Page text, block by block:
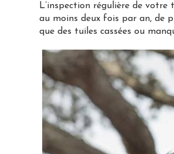
L’inspection régulière de
au moins deux fois par an, de
que des tuiles cassées ou